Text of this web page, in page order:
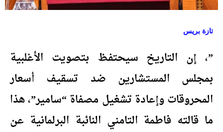
تازة بريس
”، إن التاريخ سيحتفظ بتصويت الأغلبية
بمجلس المستشارين ضد تسقيف أسعار
المحروقات وإعادة تشغيل مصفاة “سامير”، هذا
ما قالته فاطمة التامني النائبة البرلمانية عن